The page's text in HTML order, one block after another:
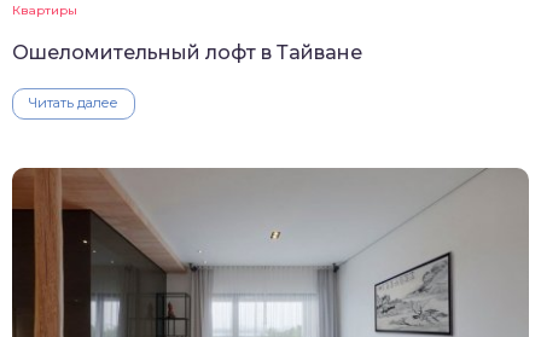
Квартиры
Ошеломительный лофт в Тайване
Читать далее